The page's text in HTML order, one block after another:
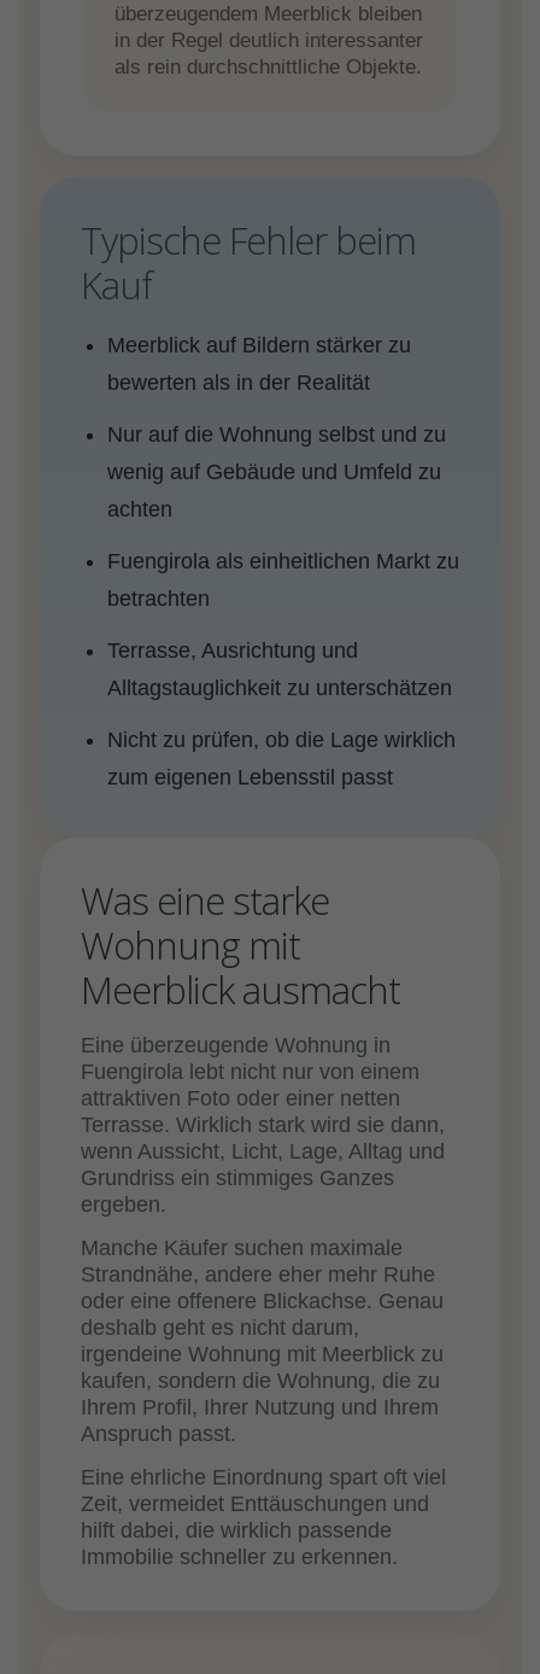
überzeugendem Meerblick bleiben
in der Regel deutlich interessanter
als rein durchschnittliche Objekte.
Typische Fehler beim
Kauf
Meerblick auf Bildern stärker zu
bewerten als in der Realität
Nur auf die Wohnung selbst und zu
wenig auf Gebäude und Umfeld zu
achten
Fuengirola als einheitlichen Markt zu
betrachten
Terrasse, Ausrichtung und
Alltagstauglichkeit zu unterschätzen
Nicht zu prüfen, ob die Lage wirklich
zum eigenen Lebensstil passt
Was eine starke
Wohnung mit
Meerblick ausmacht
Eine überzeugende Wohnung in
Fuengirola lebt nicht nur von einem
attraktiven Foto oder einer netten
Terrasse. Wirklich stark wird sie dann,
wenn Aussicht, Licht, Lage, Alltag und
Grundriss ein stimmiges Ganzes
ergeben.
Manche Käufer suchen maximale
Strandnähe, andere eher mehr Ruhe
oder eine offenere Blickachse. Genau
deshalb geht es nicht darum,
irgendeine Wohnung mit Meerblick zu
kaufen, sondern die Wohnung, die zu
Ihrem Profil, Ihrer Nutzung und Ihrem
Anspruch passt.
Eine ehrliche Einordnung spart oft viel
Zeit, vermeidet Enttäuschungen und
hilft dabei, die wirklich passende
Immobilie schneller zu erkennen.